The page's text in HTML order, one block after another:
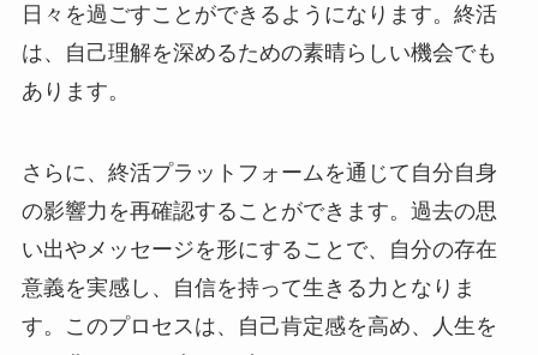
日々を過ごすことができるようになります。終活
は、自己理解を深めるための素晴らしい機会でも
あります。
さらに、終活プラットフォームを通じて自分自身
の影響力を再確認することができます。過去の思
い出やメッセージを形にすることで、自分の存在
意義を実感し、自信を持って生きる力となりま
す。このプロセスは、自己肯定感を高め、人生を